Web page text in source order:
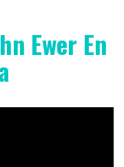
Ewer En